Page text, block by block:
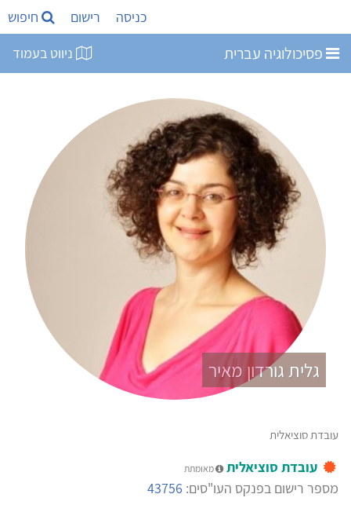
כניסה רישום חיפוש
פסיכולוגיה עברית ניווט בעמוד
גלית גורדון מאיר
עובדת סוציאלית
עובדת סוציאלית מאומתת
מספר רישום בפנקס העו"סים: 43756